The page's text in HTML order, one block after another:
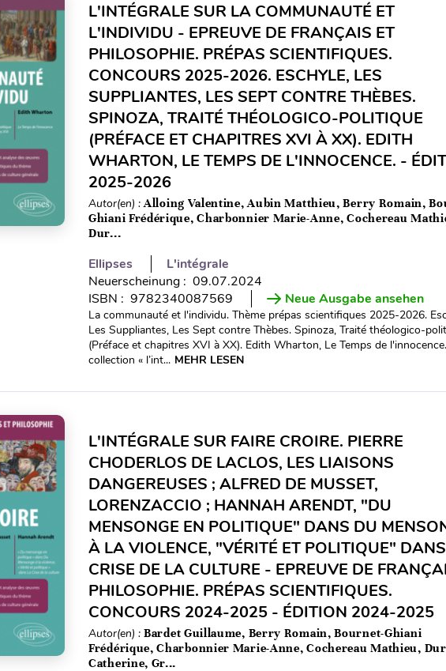
L'INTÉGRALE SUR LA COMMUNAUTÉ ET
L'INDIVIDU - EPREUVE DE FRANÇAIS ET
PHILOSOPHIE. PRÉPAS SCIENTIFIQUES.
CONCOURS 2025-2026. ESCHYLE, LES
SUPPLIANTES, LES SEPT CONTRE THÈBES.
SPINOZA, TRAITÉ THÉOLOGICO-POLITIQUE
(PRÉFACE ET CHAPITRES XVI À XX). EDITH
WHARTON, LE TEMPS DE L'INNOCENCE. -
2025-2026
Autor(en) :Alloing Valentine, Aubin Matthieu, Berry Romain,
Ghiani Frédérique, Charbonnier Marie-Anne, Cochereau
Dur...
Ellipses
L'intégrale
Neuerscheinung : 09.07.2024
ISBN : 9782340087569
Neue Ausgabe ansehen
La communauté et l'individu. Thème prépas scientifiques 2025-2026.
Les Suppliantes, Les Sept contre Thèbes. Spinoza, Traité théologico-
(Préface et chapitres XVI à XX). Edith Wharton, Le Temps de
collection « l’int... MEHR LESEN
L'INTÉGRALE SUR FAIRE CROIRE. PIERRE
CHODERLOS DE LACLOS, LES LIAISONS
DANGEREUSES ; ALFRED DE MUSSET,
LORENZACCIO ; HANNAH ARENDT, "DU
MENSONGE EN POLITIQUE" DANS DU
À LA VIOLENCE, "VÉRITÉ ET POLITIQUE"
CRISE DE LA CULTURE - EPREUVE DE
PHILOSOPHIE. PRÉPAS SCIENTIFIQUES.
CONCOURS 2024-2025 - ÉDITION 2024-2025
Autor(en) : Bardet Guillaume, Berry Romain, Bournet-Ghiani
Frédérique, Charbonnier Marie-Anne, Cochereau Mathieu,
Catherine, Gr...